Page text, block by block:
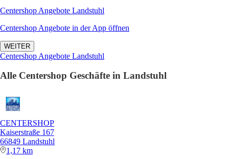
Centershop Angebote Landstuhl
Centershop Angebote in der App öffnen
WEITER
Centershop Angebote Landstuhl
Alle Centershop Geschäfte in Landstuhl
CENTERSHOP
Kaiserstraße 167
66849 Landstuhl
1,17 km